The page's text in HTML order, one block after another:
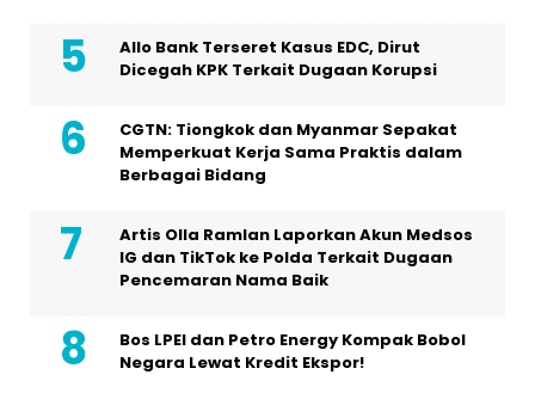
Allo Bank Terseret Kasus EDC, Dirut
Dicegah KPK Terkait Dugaan Korupsi
CGTN: Tiongkok dan Myanmar Sepakat
Memperkuat Kerja Sama Praktis dalam
Berbagai Bidang
Artis Olla Ramlan Laporkan Akun Medsos
IG dan TikTok ke Polda Terkait Dugaan
Pencemaran Nama Baik
Bos LPEI dan Petro Energy Kompak Bobol
Negara Lewat Kredit Ekspor!